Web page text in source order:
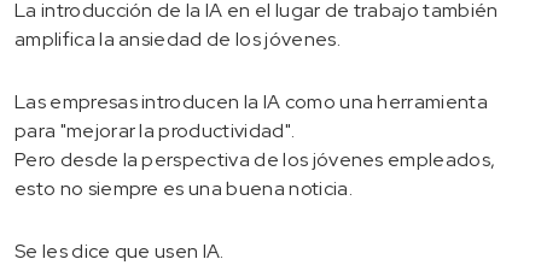
La introducción de la IA en el lugar de trabajo también
amplifica la ansiedad de los jóvenes.
Las empresas introducen la IA como una herramienta
para "mejorar la productividad".
Pero desde la perspectiva de los jóvenes empleados,
esto no siempre es una buena noticia.
Se les dice que usen IA.